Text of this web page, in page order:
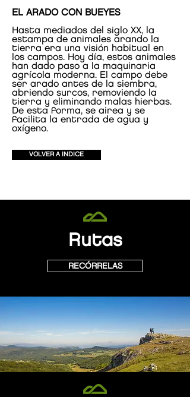
EL ARADO CON BUEYES
Hasta mediados del siglo XX, la
estampa de animales arando la
tierra era una visión habitual en
los campos. Hoy día, estos animales
han dado paso a la maquinaria
agrícola moderna. El campo debe
ser arado antes de la siembra,
abriendo surcos, removiendo la
tierra y eliminando malas hierbas.
De esta forma, se airea y se
facilita la entrada de agua y
oxígeno.
VOLVER A INDICE
Rutas
RECÓRRELAS